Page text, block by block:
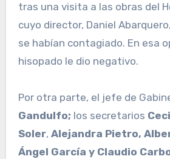
tras una visita a las obras del
cuyo director, Daniel
se habían contagiado. En esa
hisopado le dio negativo.
Por otra parte, el jefe de
Gandulfo; los secretarios
Soler, Alejandra Pietro,
Ángel García y Claudio